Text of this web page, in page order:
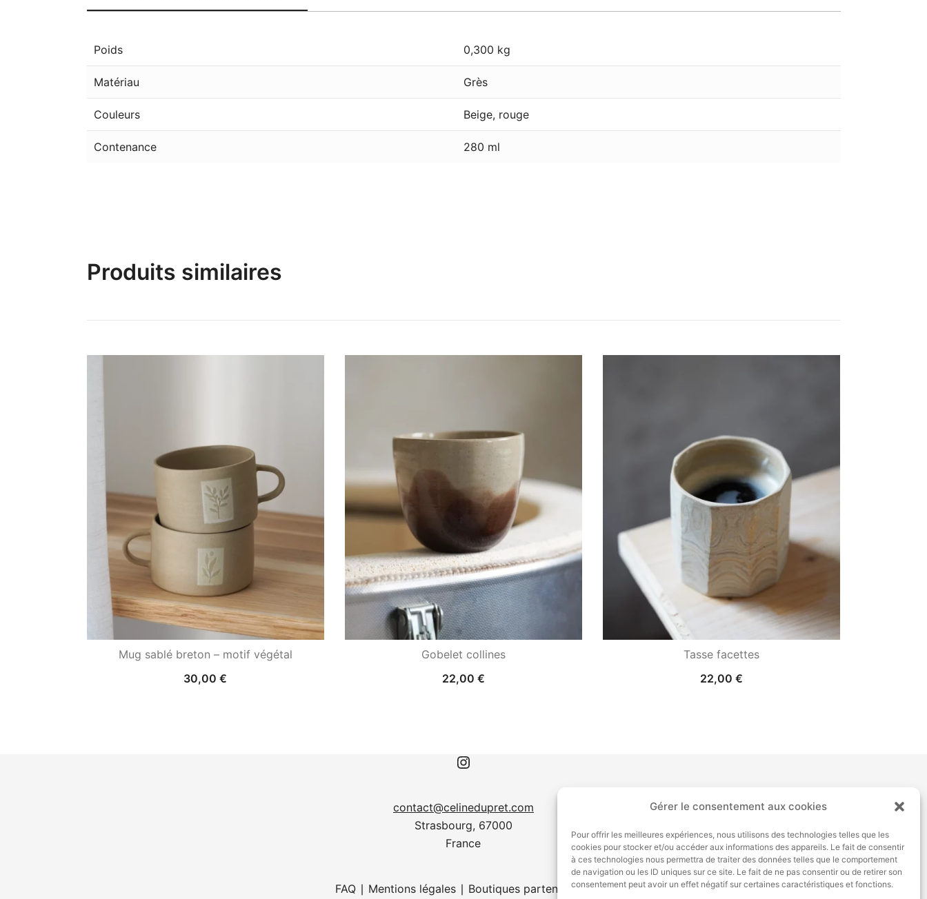
Gérer le consentement aux cookies
Pour offrir les meilleures expériences, nous utilisons des technologies telles que les
cookies pour stocker et/ou accéder aux informations des appareils. Le fait de consentir
à ces technologies nous permettra de traiter des données telles que le comportement
de navigation ou les ID uniques sur ce site. Le fait de ne pas consentir ou de retirer son
consentement peut avoir un effet négatif sur certaines caractéristiques et fonctions.
Poids 0,300 kg
Matériau Grès
Couleurs Beige, rouge
Contenance 280 ml
Produits similaires
Mug sablé breton – motif végétal
30,00€
Gobelet collines
22,00 €
Tasse facettes
22,00€
Instagram
contact@celinedupret.com
Strasbourg, 67000
France
FAQ∣ Mentions légales∣ Boutiques partenaires∣